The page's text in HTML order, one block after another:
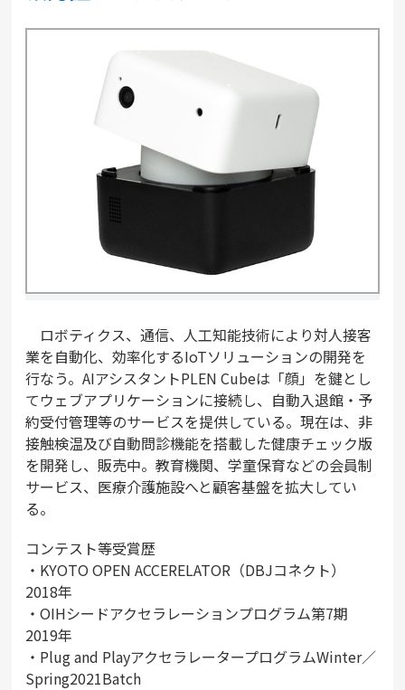
ロボティクス、通信、人工知能技術により対人接客
業を自動化、効率化するIoTソリューションの開発を
行なう。AIアシスタントPLEN Cubeは「顔」を鍵とし
てウェブアプリケーションに接続し、自動入退館・予
約受付管理等のサービスを提供している。現在は、非
接触検温及び自動問診機能を搭載した健康チェック版
を開発し、販売中。教育機関、学童保育などの会員制
サービス、医療介護施設へと顧客基盤を拡大してい
る。
コンテスト等受賞歴
・KYOTO OPEN ACCERELATOR（DBJコネクト）
2018年
・OIHシードアクセラレーションプログラム第7期
2019年
・Plug and PlayアクセラレータープログラムWinter／
Spring2021Batch